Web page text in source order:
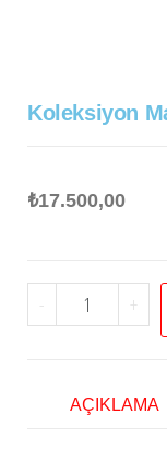
Koleksiyon
₺17.500,00
- +
AÇIKLAMA